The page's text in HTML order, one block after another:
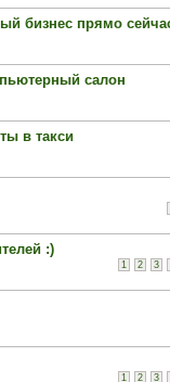
бизнес прямо
салон
в такси
:)
1 2 3
1 2 3